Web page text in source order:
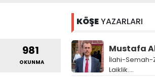
981
OKUNMA
KÖŞEYAZARLARI
Mustafa
İlahi-Semah-
Laiklik….